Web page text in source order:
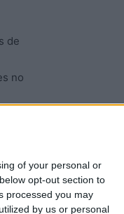
of your personal or
opt-out section to
processed you may
by us or personal
de
no